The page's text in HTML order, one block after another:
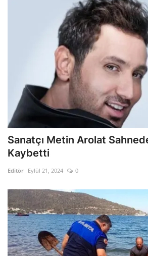
Sanatçı Metin Arolat
Kaybetti
Editör Eylül 21, 2024 0